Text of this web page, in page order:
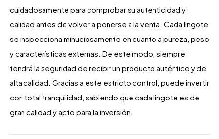
cuidadosamente para comprobar su autenticidad y
calidad antes de volver a ponerse a la venta. Cada lingote
se inspecciona minuciosamente en cuanto a pureza, peso
y características externas. De este modo, siempre
tendrá la seguridad de recibir un producto auténtico y de
alta calidad. Gracias a este estricto control, puede invertir
con total tranquilidad, sabiendo que cada lingote es de
gran calidad y apto para la inversión.